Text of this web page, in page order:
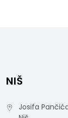
NIŠ
Josifa